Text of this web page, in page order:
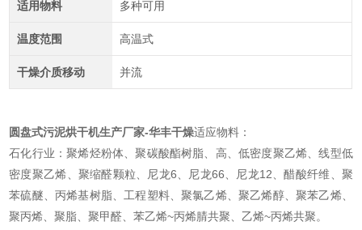
适用物料 多种可用
温度范围 高温式
干燥介质移动 并流
圆盘式污泥烘干机生产厂家-华丰干燥适应物料：
石化行业：聚烯烃粉体、聚碳酸酯树脂、高、低密度聚乙烯、线型低
密度聚乙烯、聚缩醛颗粒、尼龙6、尼龙66、尼龙12、醋酸纤维、聚
苯硫醚、丙烯基树脂、工程塑料、聚氯乙烯、聚乙烯醇、聚苯乙烯、
聚丙烯、聚脂、聚甲醛、苯乙烯~丙烯腈共聚、乙烯~丙烯共聚。